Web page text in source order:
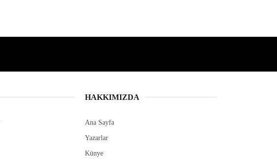
HAKKIMIZDA
Ana Sayfa
Yazarlar
Künye